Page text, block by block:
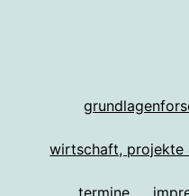
wirtschaft, projekte
termine